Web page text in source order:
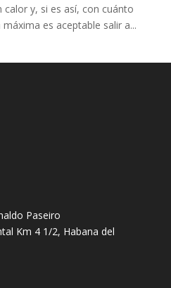
y, si es así, con cuánto
es aceptable salir a...
Paseiro
Km 4 1/2, Habana del